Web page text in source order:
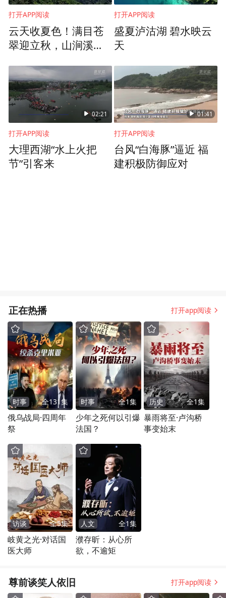
打开APP阅读
云天收夏色！满目苍
翠迎立秋，山涧溪流
打开APP阅读
盛夏泸沽湖 碧水映云
天
02:21
打开APP阅读
大理西湖“水上火把
节”引客来
01:41
打开APP阅读
台风“白海豚”逼近 福
建积极防御应对
正在热播 打开app阅读
时事 全131集
俄乌战局·四周年
祭
时事 全1集
少年之死何以引爆
法国？
历史 全1集
暴雨将至·卢沟桥
事变始末
访谈 全5集
岐黄之光·对话国
医大师
人文 全1集
濮存昕：从心所
欲，不逾矩
尊前谈笑人依旧 打开app阅读